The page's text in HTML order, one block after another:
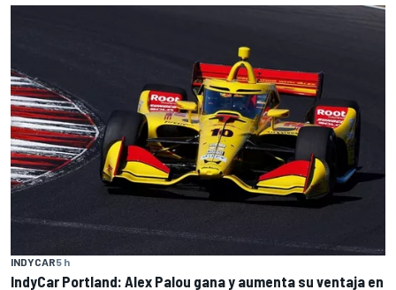
INDYCAR5 h
IndyCar Portland: Alex Palou gana y aumenta su ventaja en